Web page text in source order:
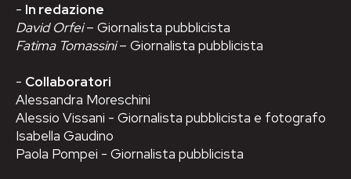
- In redazione
David Orfei– Giornalista pubblicista
Fatima Tomassini– Giornalista pubblicista
- Collaboratori
Alessandra Moreschini
Alessio Vissani - Giornalista pubblicista e fotografo
Isabella Gaudino
Paola Pompei - Giornalista pubblicista